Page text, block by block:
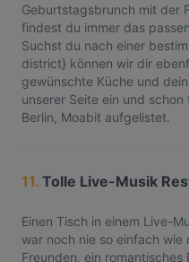
Geburtstagsbrunch mit der
findest du immer das
Suchst du nach einer
district} können wir dir
gewünschte Küche und
unserer Seite ein und
Berlin, Moabit aufgelistet.
11. Tolle Live-Musik
Einen Tisch in einem Live-
war noch nie so einfach wie
Freunden, ein romantisches